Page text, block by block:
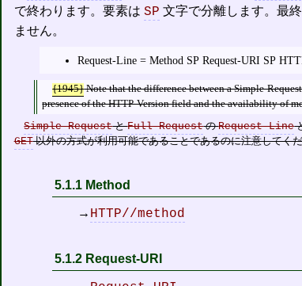
で終わります。要素は SP 文字で分離します。最
ません。
Request-Line = Method SP Request-URI
{1945}Note that the difference between a Simple-
presence of the HTTP-Version field and the availability of
Simple-RequestとFull-RequestのRequest-Line
GET以外の方式が利用可能であることであるのに注意してく
5.1.1 Method
→ HTTP//method
5.1.2 Request-URI